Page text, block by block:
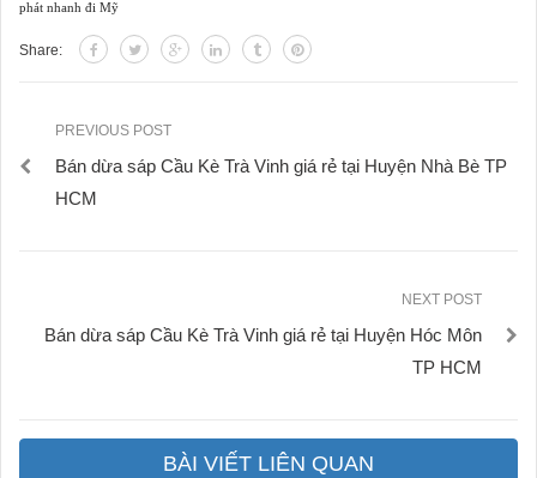
phát nhanh đi Mỹ
Share:
PREVIOUS POST
Bán dừa sáp Cầu Kè Trà Vinh giá rẻ tại Huyện Nhà Bè TP
HCM
NEXT POST
Bán dừa sáp Cầu Kè Trà Vinh giá rẻ tại Huyện Hóc Môn
TP HCM
BÀI VIẾT LIÊN QUAN